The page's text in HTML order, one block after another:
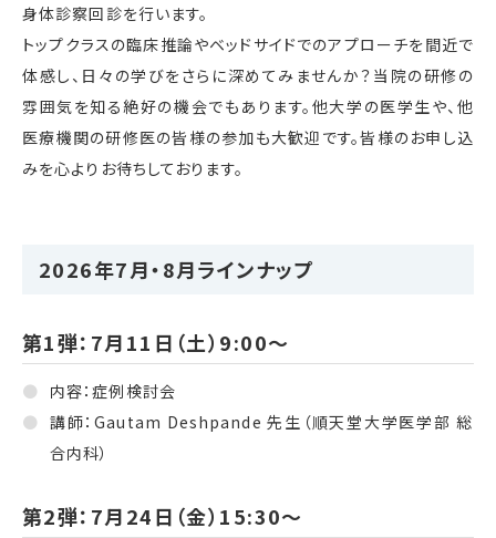
身体診察回診を行います。
トップクラスの臨床推論やベッドサイドでのアプローチを間近で
体感し、日々の学びをさらに深めてみませんか？当院の研修の
雰囲気を知る絶好の機会でもあります。他大学の医学生や、他
医療機関の研修医の皆様の参加も大歓迎です。皆様のお申し込
みを心よりお待ちしております。
2026年7月・8月ラインナップ
第1弾：7月11日（土）9:00〜
内容：症例検討会
講師：Gautam Deshpande 先生（順天堂大学医学部 総
合内科）
第2弾：7月24日（金）15:30〜